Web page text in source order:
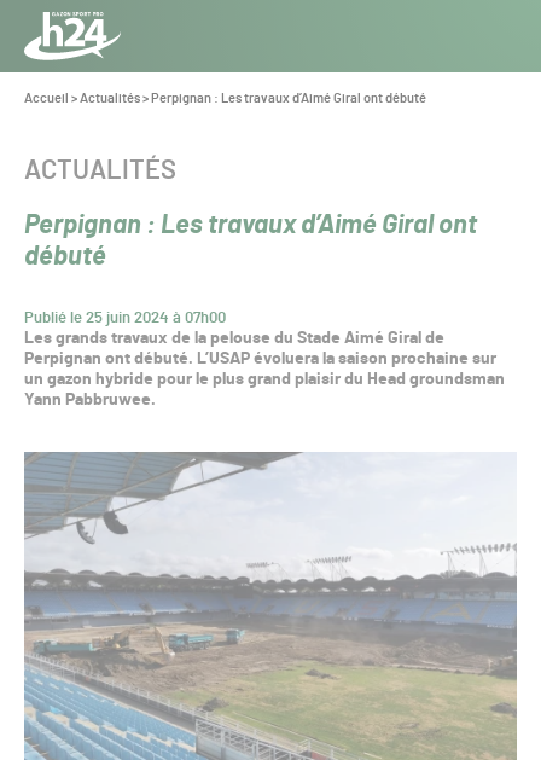
Panneau de gestion des cookies
Aller au contenu
Toute
l’info
Pro
Vous
Accueil >Actualités> Perpignan : Les travaux d’Aimé Giral ont débuté
Perpignan : Les travaux d’Aimé Giral ont
débuté
Publié le 25 juin 2024 à 07h00
CATÉGORIE :
ACTUALITÉS
Les grands travaux de la pelouse du Stade Aimé Giral de
Perpignan ont débuté. L’USAP évoluera la saison prochaine sur
un gazon hybride pour le plus grand plaisir du Head groundsman
Yann Pabbruwee.